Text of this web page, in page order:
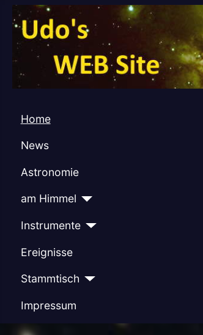
Home
News
Astronomie
am Himmel
Instrumente
Ereignisse
Stammtisch
Impressum